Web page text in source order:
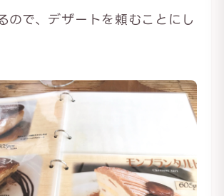
ので、デザートを頼むことにし